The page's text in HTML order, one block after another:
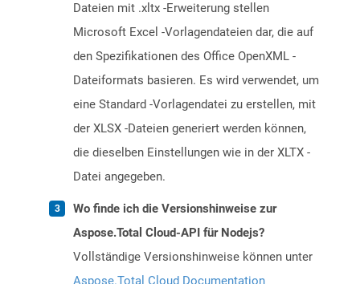
Dateien mit .xltx -Erweiterung stellen
Microsoft Excel -Vorlagendateien dar, die auf
den Spezifikationen des Office OpenXML -
Dateiformats basieren. Es wird verwendet, um
eine Standard -Vorlagendatei zu erstellen, mit
der XLSX -Dateien generiert werden können,
die dieselben Einstellungen wie in der XLTX -
Datei angegeben.
Wo finde ich die Versionshinweise zur
Aspose.Total Cloud-API für Nodejs?
Vollständige Versionshinweise können unter
Aspose.Total Cloud Documentation